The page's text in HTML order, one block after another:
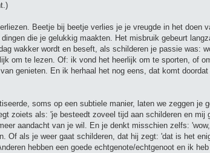
Beetje bij beetje verlies je je vreugde in het doen
die je gelukkig maakten. Het misbruik gebeurt
wakker wordt en beseft, als schilderen je passie was:
om te lezen. Of: ik vond het heerlijk om te sporten, of
genieten. En ik herhaal het nog eens, dat komt
soms op een subtiele manier, laten we zeggen je
zoiets als: 'je besteedt zoveel tijd aan schilderen en mij
aandacht van je wil. En je denkt misschien zelfs:
Of als je weer gaat schilderen, dat hij zegt: 'dat is het
hebben een goede echtgenote/echtgenoot en ik